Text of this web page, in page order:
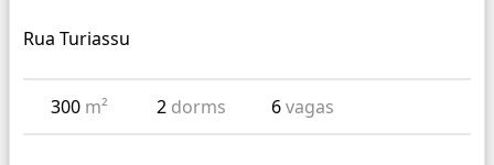
Rua Turiassu
300 m² 2 dorms 6vagas